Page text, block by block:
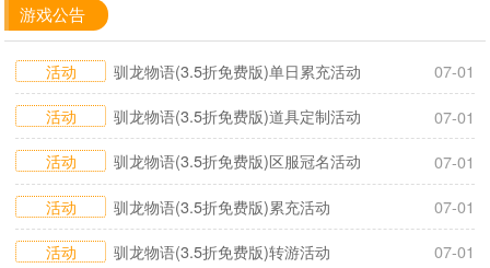
游戏公告
活动 驯龙物语(3.5折免费版)单日累充活动
07-01
活动
驯龙物语(3.5折免费版)道具定制活动
07-01
活动
驯龙物语(3.5折免费版)区服冠名活动
07-01
活动
驯龙物语(3.5折免费版)累充活动
07-01
活动
驯龙物语(3.5折免费版)转游活动 07-01